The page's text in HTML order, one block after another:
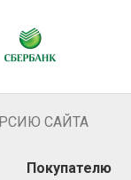
САЙТА
Покупателю